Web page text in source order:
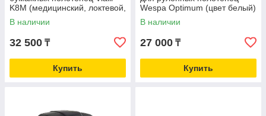
K8М (медицинский, локтевой,
серебристого цвета)
В наличии
32 500 ₸
Купить
Wespa Optimum (цвет белый)
В наличии
27 000 ₸
Купить